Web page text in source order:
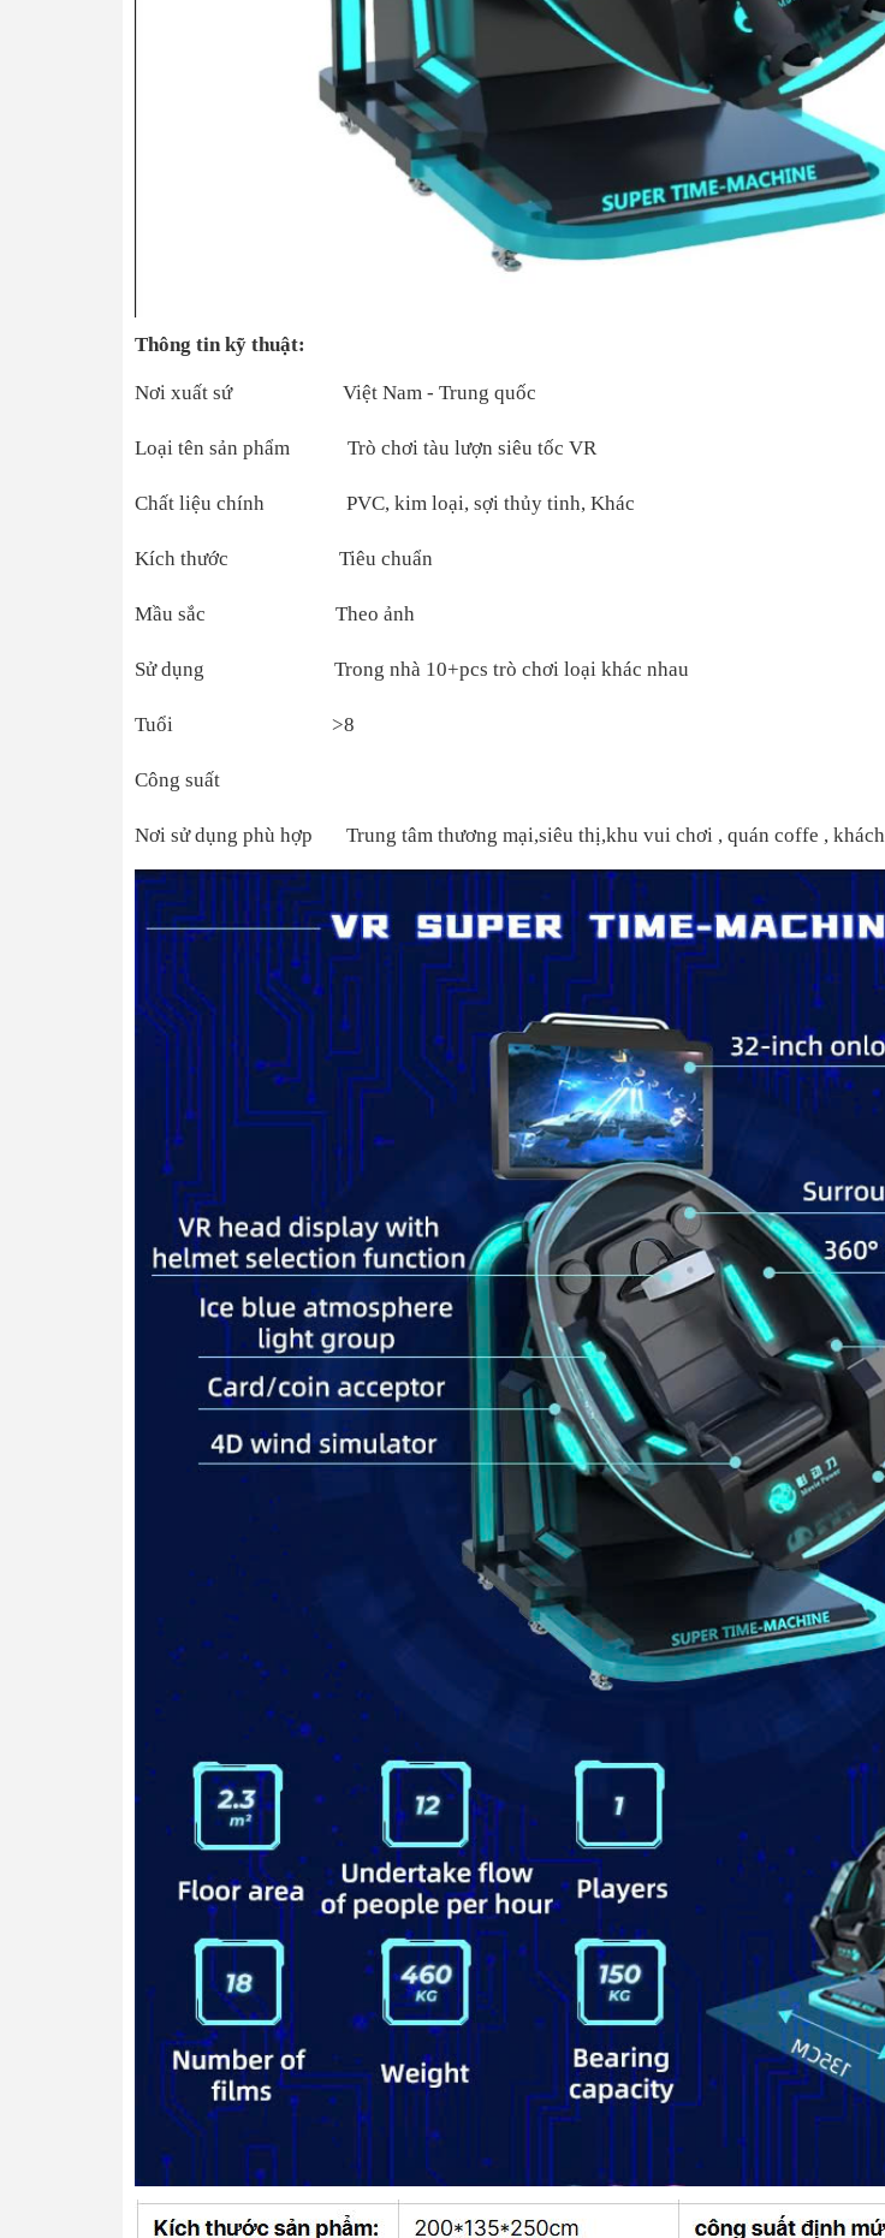
Thông tin kỹ thuật:
Nơi xuất sứ Việt Nam - Trung quốc
Loại tên sản phẩm Trò chơi tàu lượn siêu tốc VR
Chất liệu chính PVC, kim loại, sợi thủy tinh, Khác
Kích thước Tiêu chuẩn
Mầu sắc Theo ảnh
Sử dụng Trong nhà 10+pcs trò chơi loại khác nhau
Tuổi >8
Công suất
Nơi sử dụng phù hợp Trung tâm thương mại,siêu thị,khu vui chơi , quán coffe ,